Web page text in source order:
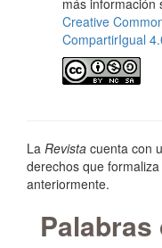
más información
Creative
CompartirIgual
La Revista cuenta con
derechos que
anteriormente.
Palabras